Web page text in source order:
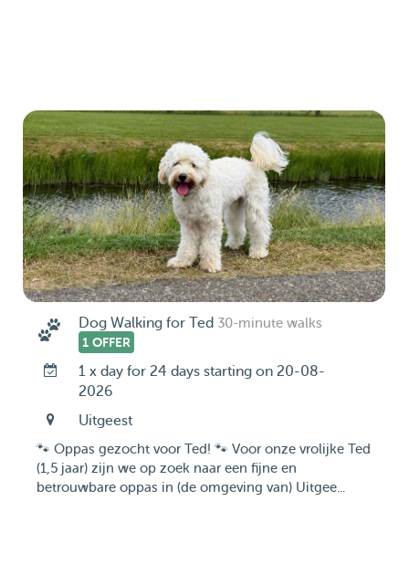
Dog Walking for Ted 30-minute walks
1 OFFER
1 x day for 24 days starting on 20-08-
2026
Uitgeest
🐾 Oppas gezocht voor Ted! 🐾 Voor onze vrolijke Ted
(1,5 jaar) zijn we op zoek naar een fijne en
betrouwbare oppas in (de omgeving van) Uitgee...